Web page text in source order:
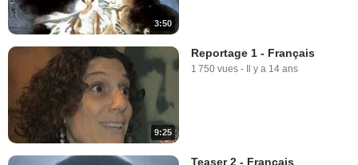
3:50
9:25
Reportage 1 - Français
1 750 vues - Il y a 14 ans
Teaser 2 - Français